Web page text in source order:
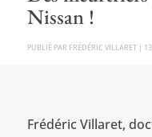
Nissan !
PAR FRÉDÉRIC VILLARET|
Frédéric Villaret,